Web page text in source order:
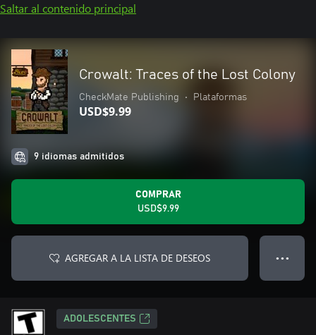
Saltar al contenido principal
Crowalt: Traces of the Lost Colony
CheckMate Publishing • Plataformas
USD$9.99
9 idiomas admitidos
COMPRAR
USD$9.99
AGREGAR A LA LISTA DE DESEOS ● ● ●
ADOLESCENTES